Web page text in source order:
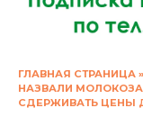
ГЛАВНАЯ СТРАНИЦА »
НАЗВАЛИ
СДЕРЖИВАТЬ ЦЕНЫ